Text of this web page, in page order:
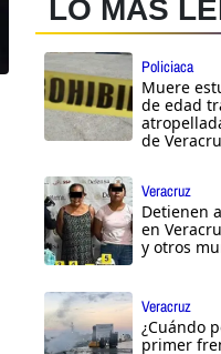
LO MÁS
Policiaca
Muere
de edad
de
Veracruz
Detienen
en
y otros
Veracruz
¿Cuándo
primer